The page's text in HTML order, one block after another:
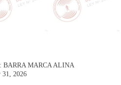
BARRA MARCA ALINA
31, 2026